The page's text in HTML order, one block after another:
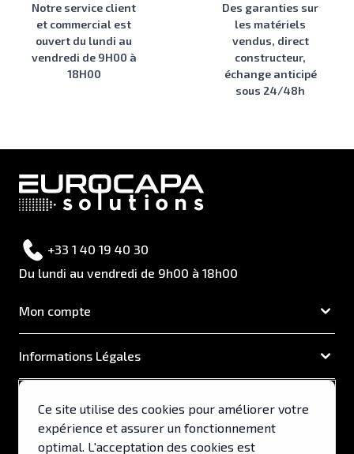
Notre service client
et commercial est
ouvert du lundi au
vendredi de 9H00 à
18H00
Des garanties sur
les matériels
vendus, direct
constructeur,
échange anticipé
sous 24/48h
+33 1 40 19 40 30
Du lundi au vendredi de 9h00 à 18h00
Mon compte
Informations Légales
Support & Services
Ce site utilise des cookies pour améliorer votre
expérience et assurer un fonctionnement
optimal. L'acceptation des cookies est